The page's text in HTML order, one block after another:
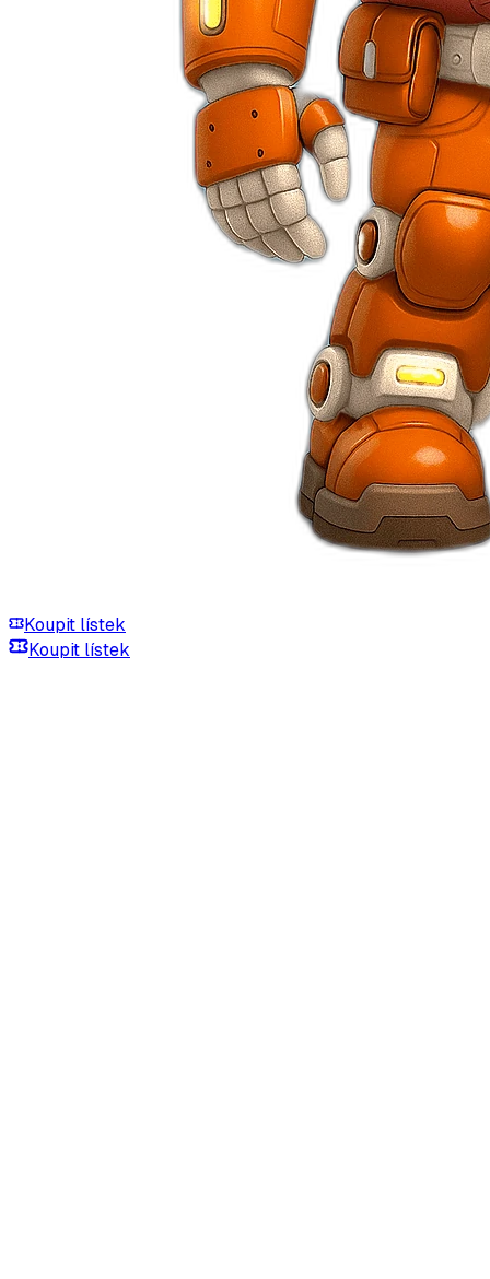
Koupit lístek
Koupit lístek